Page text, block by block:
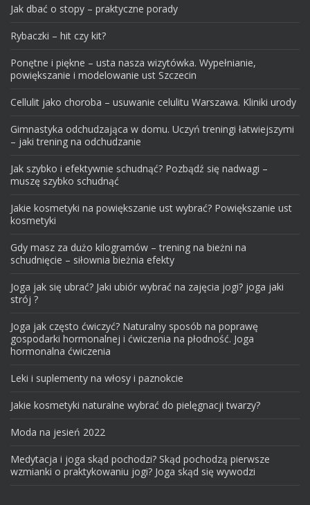
Jak dbać o stopy – praktyczne porady
Rybaczki – hit czy kit?
Ponętne i piękne – usta nasza wizytówka. Wypełnianie,
powiększanie i modelowanie ust Szczecin
Cellulit jako choroba – usuwanie celulitu Warszawa. Kliniki urody
Gimnastyka odchudzająca w domu. Uczyń treningi łatwiejszymi
– jaki trening na odchudzanie
Jak szybko i efektywnie schudnąć? Pozbądź się nadwagi –
muszę szybko schudnąć
Jakie kosmetyki na powiększanie ust wybrać? Powiększanie ust
kosmetyki
Gdy masz za dużo kilogramów – trening na bieżni na
schudnięcie – siłownia bieżnia efekty
Joga jak się ubrać? Jaki ubiór wybrać na zajęcia jogi? joga jaki
strój ?
Joga jak często ćwiczyć? Naturalny sposób na poprawę
gospodarki hormonalnej i ćwiczenia na płodność. Joga
hormonalna ćwiczenia
Leki i suplementy na włosy i paznokcie
Jakie kosmetyki naturalne wybrać do pielęgnacji twarzy?
Moda na jesień 2022
Medytacja i joga skąd pochodzi? Skąd pochodzą pierwsze
wzmianki o praktykowaniu jogi? Joga skąd się wywodzi